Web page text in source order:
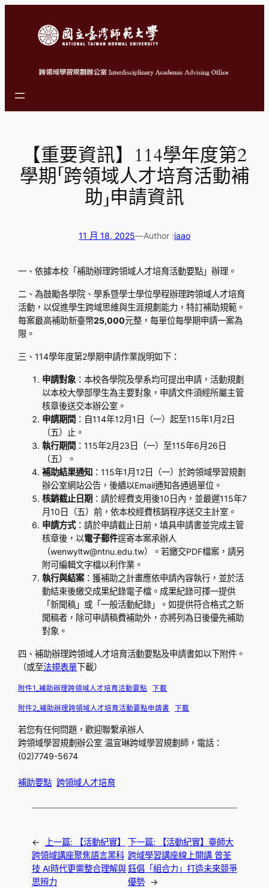
【重要資訊】114學年度第2
學期「跨領域人才培育活動補
助」申請資訊
11 月 18, 2025—Author :iaao
一、依據本校「補助辦理跨領域人才培育活動要點」辦理。
二、為鼓勵各學院、學系暨學士學位學程辦理跨領域人才培育
活動，以促進學生跨域思維與生涯規劃能力，特訂補助規範。
每案最高補助新臺幣25,000元整，每單位每學期申請一案為
限。
三、114學年度第2學期申請作業說明如下：
申請對象 ：本校各學院及學系均可提出申請，活動規劃
以本校大學部學生為主要對象，申請文件須經所屬主管
核章後送交本辦公室。
申請期間 ：自114年12月1日（一）起至115年1月2日
（五）止。
執行期間 ：115年2月23日（一）至115年6月26日
（五）。
補助結果通知 ：115年1月12日（一）於跨領域學習規劃
辦公室網站公告，後續以Email通知各通過單位。
核銷截止日期 ：請於經費支用後10日內，並最遲115年7
月10日（五）前，依本校經費核銷程序送交主計室。
申請方式：請於申請截止日前，填具申請書並完成主管
核章後，以電子郵件逕寄本案承辦人
（wenwyltw@ntnu.edu.tw）。若繳交PDF檔案，請另
附可編輯文字檔以利作業。
執行與結案：獲補助之計畫應依申請內容執行，並於活
動結束後繳交成果紀錄電子檔。成果紀錄可擇一提供
「新聞稿」或「一般活動紀錄」。如提供符合格式之新
聞稿者，除可申請稿費補助外，亦將列為日後優先補助
對象。
四、補助辦理跨領域人才培育活動要點及申請書如以下附件。
（或至法規表單下載）
附件1_補助辦理跨領域人才培育活動要點 下載
附件2_補助辦理跨領域人才培育活動要點申請書 下載
若您有任何問題，歡迎聯繫​承辦人
跨領域學習規劃辦公室 温宜琳跨域學習規劃師，電話：
(02)7749-5674
補助要點 跨領域人才培育
← 上一篇:
【活動紀實】
跨領域講座聚焦語言黑科
技 AI時代更需整合理解與
思辨力
下一篇:
【活動紀實】臺師大
跨域學習講座線上開講 曾荃
鈺倡「組合力」打造未來競爭
優勢 →